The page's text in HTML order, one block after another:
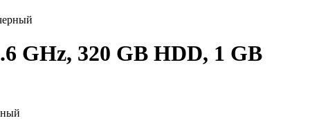
GHz, 320 GB HDD, 1 GB